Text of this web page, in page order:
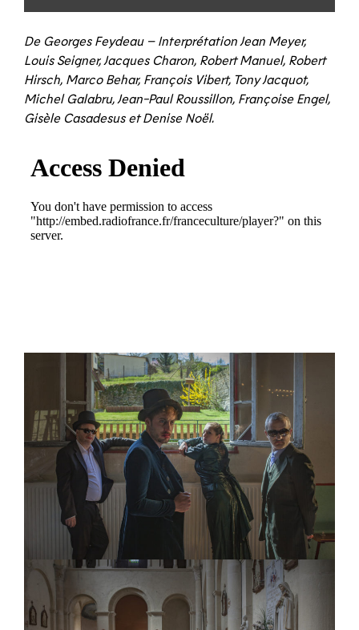
De Georges Feydeau – Interprétation Jean Meyer,
Louis Seigner, Jacques Charon, Robert Manuel, Robert
Hirsch, Marco Behar, François Vibert, Tony Jacquot,
Michel Galabru, Jean-Paul Roussillon, Françoise Engel,
Gisèle Casadesus et Denise Noël.